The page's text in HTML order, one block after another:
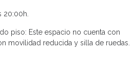
20:00h.
piso: Este espacio no cuenta con
movilidad reducida y silla de ruedas.